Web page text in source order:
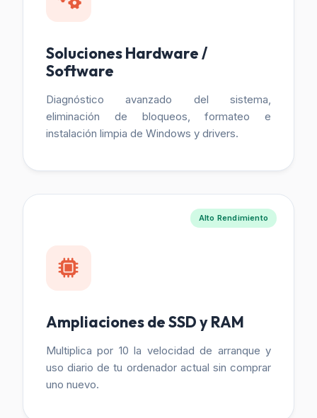
Soluciones Hardware /
Software
Diagnóstico avanzado del sistema,
eliminación de bloqueos, formateo e
instalación limpia de Windows y drivers.
Alto Rendimiento
Ampliaciones de SSD y RAM
Multiplica por 10 la velocidad de arranque y
uso diario de tu ordenador actual sin comprar
uno nuevo.